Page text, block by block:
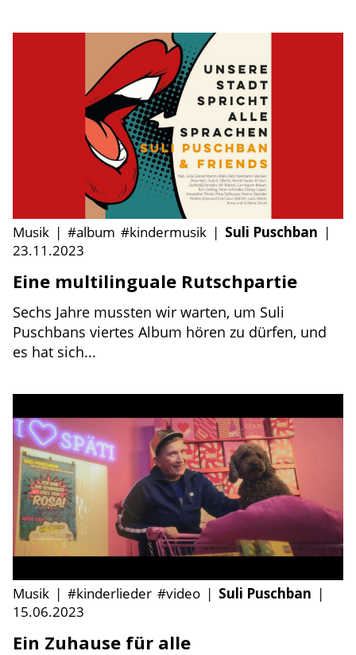
Musik | #album #kindermusik | Suli Puschban |
23.11.2023
Eine multilinguale Rutschpartie
Sechs Jahre mussten wir warten, um Suli
Puschbans viertes Album hören zu dürfen, und
es hat sich...
Musik | #kinderlieder #video | Suli Puschban |
15.06.2023
Ein Zuhause für alle